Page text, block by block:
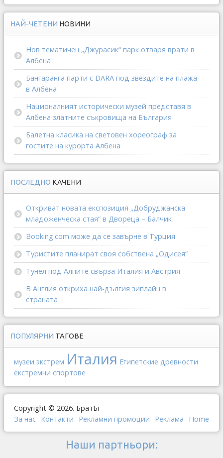
НАЙ-ЧЕТЕНИ НОВИНИ
Нов тематичен „Джурасик“ парк отваря врати в
Албена
Бангаранга парти с DARA под звездите на плажа
в Албена
Националният исторически музей представя в
Албена златните съкровища на България
Балетна класика на световен хореограф за
гостите на курорта Албена
ПОСЛЕДНО КАЧЕНИ
Откриват новата експозиция „Добруджанска
младоженческа стая“ в Двореца – Балчик
Booking.com може да се завърне в Турция
Туристите планират своя собствена „Одисея“
Тунел под Алпите свърза Италия и Австрия
В Англия откриха най-дългия зиплайн в
страната
ПОПУЛЯРНИ ТАГОВЕ
музеи экстрем Италия Египетские древности
екстремни спортове
Copyright © 2026. БратБг
За нас Контакти Рекламни промоции Реклама Home
Наши партньори: